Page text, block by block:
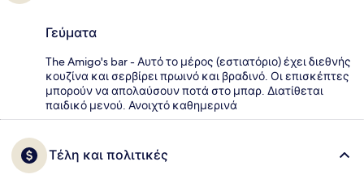
Γεύματα
The Amigo's bar - Αυτό το μέρος (εστιατόριο) έχει διεθνής
κουζίνα και σερβίρει πρωινό και βραδινό. Οι επισκέπτες
μπορούν να απολαύσουν ποτά στο μπαρ. Διατίθεται
παιδικό μενού. Ανοιχτό καθημερινά
Τέλη και πολιτικές